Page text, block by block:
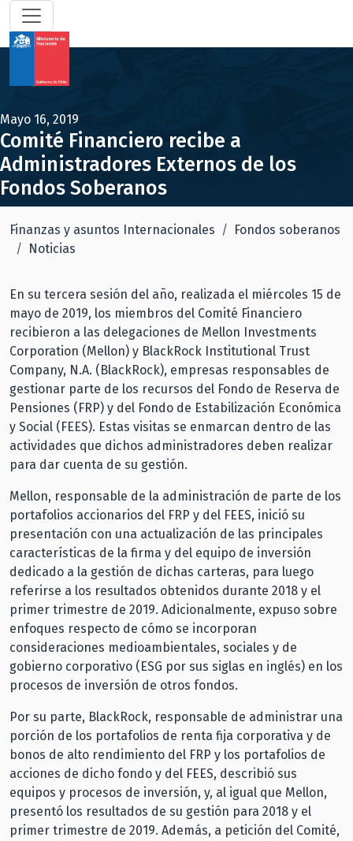
Mayo 16, 2019
Comité Financiero recibe a
Administradores Externos de los
Fondos Soberanos
Finanzas y asuntos Internacionales
Fondos soberanos
Noticias
En su tercera sesión del año, realizada el miércoles 15 de
mayo de 2019, los miembros del Comité Financiero
recibieron a las delegaciones de Mellon Investments
Corporation (Mellon) y BlackRock Institutional Trust
Company, N.A. (BlackRock), empresas responsables de
gestionar parte de los recursos del Fondo de Reserva de
Pensiones (FRP) y del Fondo de Estabilización Económica
y Social (FEES). Estas visitas se enmarcan dentro de las
actividades que dichos administradores deben realizar
para dar cuenta de su gestión.
Mellon, responsable de la administración de parte de los
portafolios accionarios del FRP y del FEES, inició su
presentación con una actualización de las principales
características de la firma y del equipo de inversión
dedicado a la gestión de dichas carteras, para luego
referirse a los resultados obtenidos durante 2018 y el
primer trimestre de 2019. Adicionalmente, expuso sobre
enfoques respecto de cómo se incorporan
consideraciones medioambientales, sociales y de
gobierno corporativo (ESG por sus siglas en inglés) en los
procesos de inversión de otros fondos.
Por su parte, BlackRock, responsable de administrar una
porción de los portafolios de renta fija corporativa y de
bonos de alto rendimiento del FRP y los portafolios de
acciones de dicho fondo y del FEES, describió sus
equipos y procesos de inversión, y, al igual que Mellon,
presentó los resultados de su gestión para 2018 y el
primer trimestre de 2019. Además, a petición del Comité,